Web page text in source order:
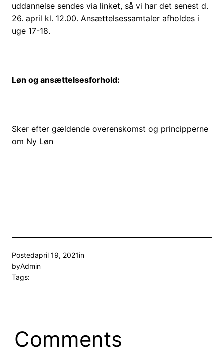
uddannelse sendes via linket, så vi har det senest d.
26. april kl. 12.00. Ansættelsessamtaler afholdes i
uge 17-18.
Løn og ansættelsesforhold:
Sker efter gældende overenskomst og principperne
om Ny Løn
Postedapril 19, 2021in
byAdmin
Tags:
Comments